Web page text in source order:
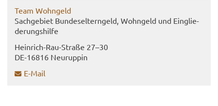
Team Wohn­geld
Sach­ge­biet Bun­des­el­tern­geld, Wohn­geld und Ein­glie­
de­rungs­hil­fe
Heinrich-​​Rau-​Straße 27–30
DE-​16816 Neu­rup­pin
E-​Mail